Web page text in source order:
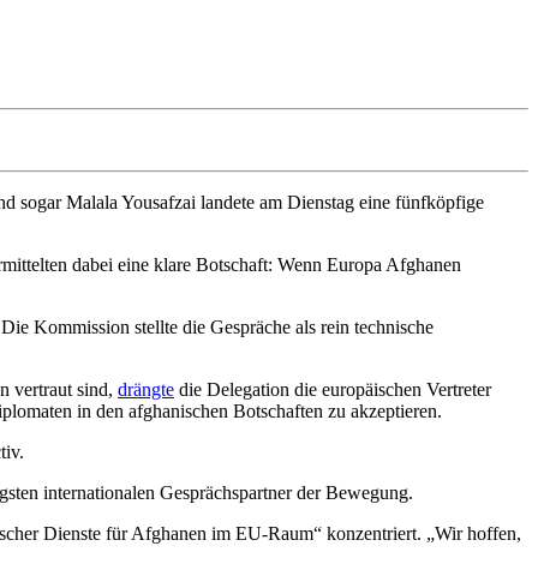
sogar Malala Yousafzai landete am Dienstag eine fünfköpfige
dabei eine klare Botschaft: Wenn Europa Afghanen
Kommission stellte die Gespräche als rein technische
vertraut sind, drängte die Delegation die europäischen Vertreter
in den afghanischen Botschaften zu akzeptieren.
internationalen Gesprächspartner der Bewegung.
Dienste für Afghanen im EU-Raum“ konzentriert. „Wir hoffen,